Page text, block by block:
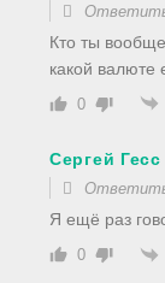
Кто ты
какой валюте
0
Сергей Гесс
Я ещё раз
0